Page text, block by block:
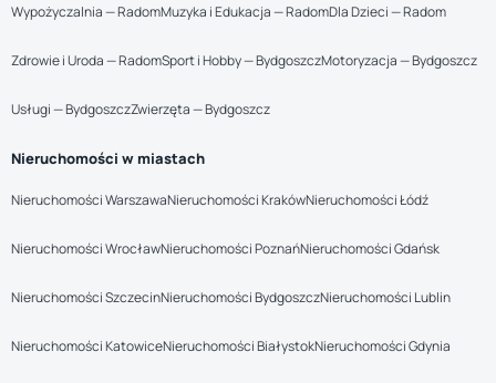
Wypożyczalnia — RadomMuzyka i Edukacja — RadomDla Dzieci — Radom
Zdrowie i Uroda — RadomSport i Hobby — BydgoszczMotoryzacja — Bydgoszcz
Usługi — BydgoszczZwierzęta — Bydgoszcz
Nieruchomości w miastach
Nieruchomości WarszawaNieruchomości KrakówNieruchomości Łódź
Nieruchomości WrocławNieruchomości PoznańNieruchomości Gdańsk
Nieruchomości SzczecinNieruchomości BydgoszczNieruchomości Lublin
Nieruchomości KatowiceNieruchomości BiałystokNieruchomości Gdynia